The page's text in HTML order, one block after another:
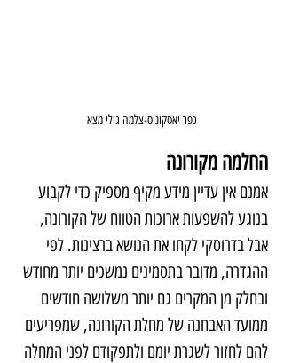
כפר יאסקוניס-צלמה גילי מצא
החלמה מקורונה
אמנם אין עדיין מידע מקיף מספיק כדי לקבוע
בנוגע להשפעות ארוכות הטווח של הקורונה,
אבל בדרוסקי לקחו את הנושא ברצינות. לפי
ההגדרה, מדובר בתסמינים נמשכים יותר מחודש
ובחלק מן המקרים גם יותר משלושה חודשים
ממועד האבחנה של מחלת הקורונה, שמפריעים
להם לחזור לשגרת יומם ולתפקודם לפני המחלה